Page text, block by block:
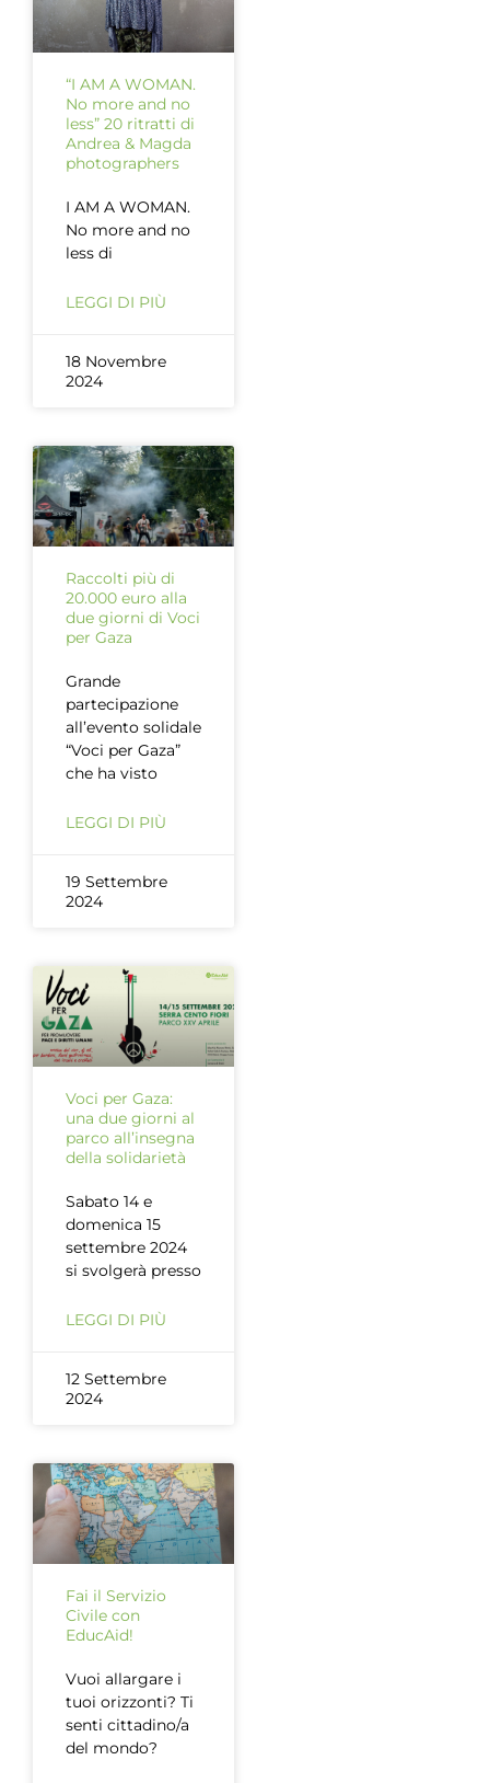
“I AM A WOMAN.
No more and no
less” 20 ritratti di
Andrea & Magda
photographers
I AM A WOMAN.
No more and no
less di
LEGGI DI PIÙ
18 Novembre
2024
Raccolti più di
20.000 euro alla
due giorni di Voci
per Gaza
Grande
partecipazione
all’evento solidale
“Voci per Gaza”
che ha visto
LEGGI DI PIÙ
19 Settembre
2024
Voci per Gaza:
una due giorni al
parco all’insegna
della solidarietà
Sabato 14 e
domenica 15
settembre 2024
si svolgerà presso
LEGGI DI PIÙ
12 Settembre
2024
Fai il Servizio
Civile con
EducAid!
Vuoi allargare i
tuoi orizzonti? Ti
senti cittadino/a
del mondo?